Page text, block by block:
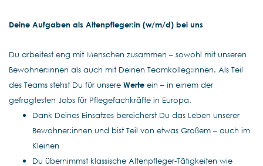
Deine Aufgaben als Altenpfleger:in (w/m/d) bei uns
Du arbeitest eng mit Menschen zusammen – sowohl mit unseren
Bewohner:innen als auch mit Deinen Teamkolleg:innen. Als Teil
des Teams stehst Du für unsere Werte ein – in einem der
gefragtesten Jobs für Pflegefachkräfte in Europa.
Dank Deines Einsatzes bereicherst Du das Leben unserer
Bewohner:innen und bist Teil von etwas Großem – auch im
Kleinen
Du übernimmst klassische Altenpfleger-Tätigkeiten wie